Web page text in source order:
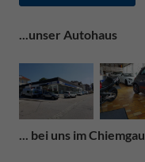
...unser Autohaus
... bei uns im Chiemgau